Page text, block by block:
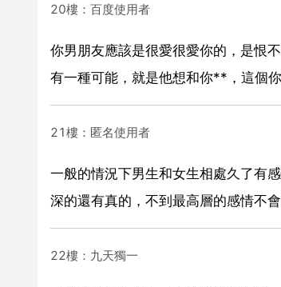
20樓：百度使用者
你男朋友應該是很愛很愛你的，是恨
有一種可能，就是他想和你**，這個你
21樓：匿名使用者
一般的情況下男生和女生相處久了有
深的還有真的，不到最高層的感情不
22樓：九天獨一